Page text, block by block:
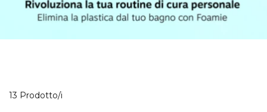
13 Prodotto/i